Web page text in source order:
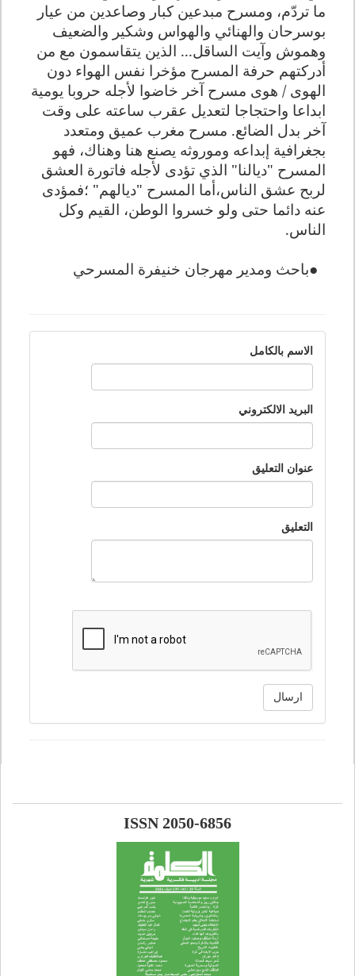
ما تردّم، ومسرح مبدعين كبار وصاعدين من عيار
بوسرحان والهنائي والهواس وشكير والضعيف
وهموش وآيت الساقل... الذين يتقاسمون مع من
أدركتهم حرفة المسرح مؤخرا نفس الهواء دون
الهوى / هوى مسرح آخر خاضوا لأجله حروبا يومية
ابداعا واحتجاجا لتعديل عقرب ساعته على وقت
آخر بدل الضائع. مسرح مغرب عميق ومتعدد
بجغرافية إبداعه وموروثه يصنع هنا وهناك، فهو
المسرح "ديالنا" الذي تؤدى لأجله فاتورة العشق
لربح عشق الناس،أما المسرح "ديالهم" ؛فمؤدى
عنه دائما حتى ولو خسروا الوطن، القيم وكل
الناس.
●باحث ومدير مهرجان خنيفرة المسرحي
الاسم بالكامل
البريد الالكتروني
عنوان التعليق
التعليق
ارسال
ISSN 2050-6856